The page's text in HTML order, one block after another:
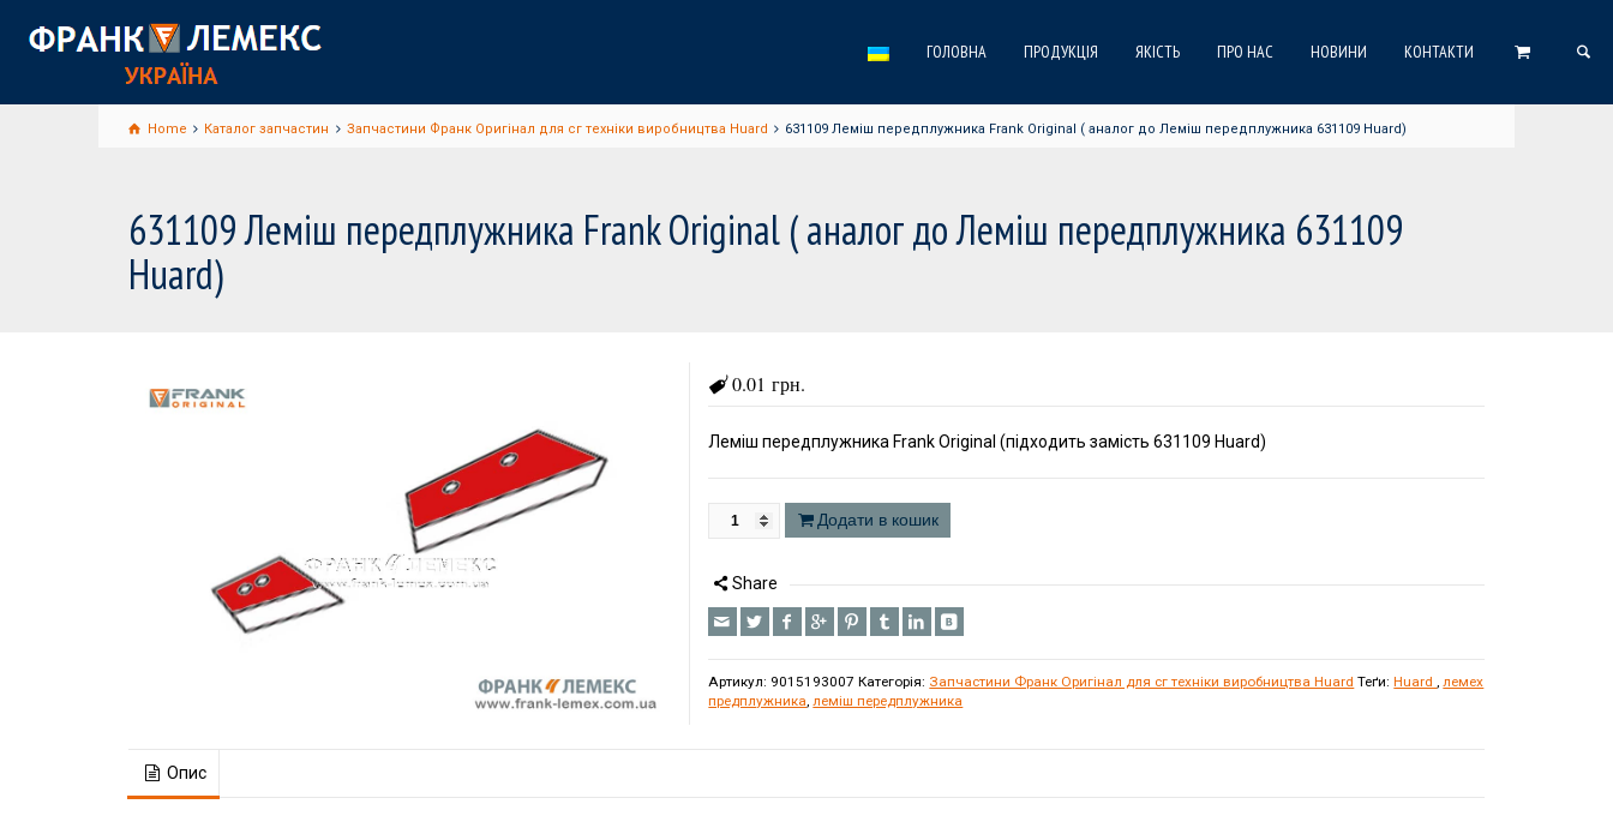
ГОЛОВНА ПРОДУКЦІЯ ЯКІСТЬ ПРО НАС НОВИНИ КОНТАКТИ
Home Каталог запчастин Запчастини Франк Оригінал для сг техніки виробництва Huard 631109 Леміш передплужника Frank Original ( аналог до Леміш передплужника 631109 Huard)
631109 Леміш передплужника Frank Original ( аналог до Леміш передплужника 631109
Huard)
0.01 грн.
Леміш передплужника Frank Original (підходить замість 631109 Huard)
Додати в кошик
Share
Артикул: 9015193007 Категорія: Запчастини Франк Оригінал для сг техніки виробництва Huard Теґи:Huard,лемех
предплужника,леміш передплужника
Опис